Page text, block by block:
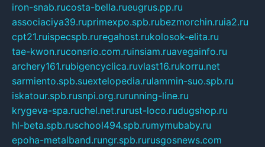
iron-snab.rucosta-bella.rueugrus.pp.ru
associaciya39.ruprimexpo.spb.rubezmorchin.ruia2.ru
cpt21.ruispecspb.ruregahost.rukolosok-elita.ru
tae-kwon.ruconsrio.com.ruinsiam.ruavegainfo.ru
archery161.rubigencyclica.ruvlast16.rukorru.net
sarmiento.spb.suextelopedia.rulammin-suo.spb.ru
iskatour.spb.rusnpi.org.rurunning-line.ru
krygeva-spa.ruchel.net.rurust-loco.rudugshop.ru
hl-beta.spb.ruschool494.spb.rumymubaby.ru
epoha-metalband.rungr.spb.rurusgosnews.com